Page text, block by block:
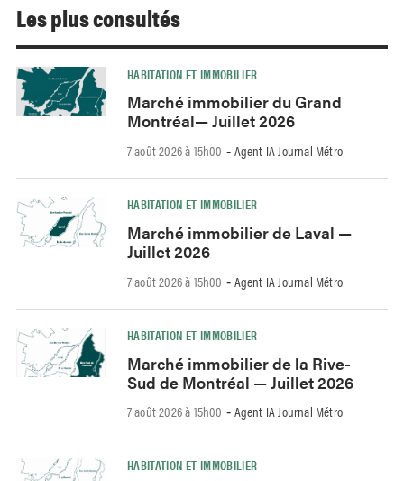
Les plus consultés
HABITATION ET IMMOBILIER
Marché immobilier du Grand
Montréal— Juillet 2026
7 août 2026 à 15h00 - Agent IA Journal Métro
HABITATION ET IMMOBILIER
Marché immobilier de Laval —
Juillet 2026
7 août 2026 à 15h00 - Agent IA Journal Métro
HABITATION ET IMMOBILIER
Marché immobilier de la Rive-
Sud de Montréal — Juillet 2026
7 août 2026 à 15h00 - Agent IA Journal Métro
HABITATION ET IMMOBILIER